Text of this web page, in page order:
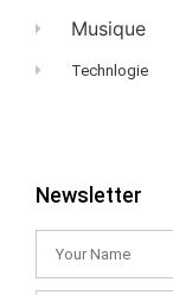
Musique
Technlogie
Newsletter